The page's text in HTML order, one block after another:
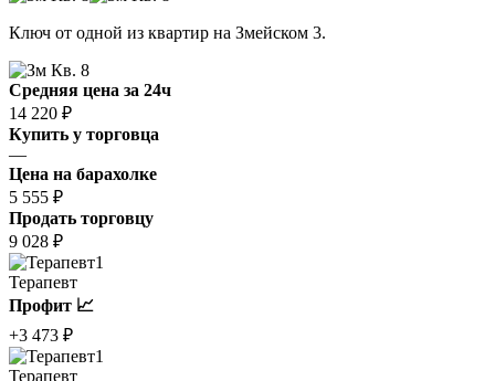
Ключ от одной из квартир на Змейском 3.
Средняя цена за 24ч
14 220 ₽
Купить у торговца
—
Цена на барахолке
5 555 ₽
Продать торговцу
9 028 ₽
1
Терапевт
Профит 📈
+3 473 ₽
1
Терапевт